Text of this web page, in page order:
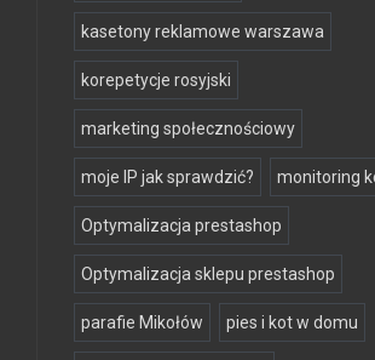
kasetony reklamowe warszawa
korepetycje rosyjski
marketing społecznościowy
moje IP jak sprawdzić? monitoring
Optymalizacja prestashop
Optymalizacja sklepu prestashop
parafie Mikołów pies i kot w domu